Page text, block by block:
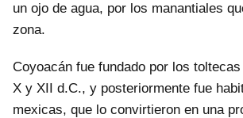
un ojo de agua, por los manantiales
zona.
Coyoacán fue fundado por los
X y XII d.C., y posteriormente fue
mexicas, que lo convirtieron en una